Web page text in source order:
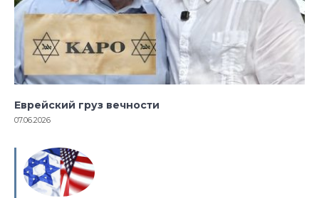
Еврейский груз вечности
07.06.2026